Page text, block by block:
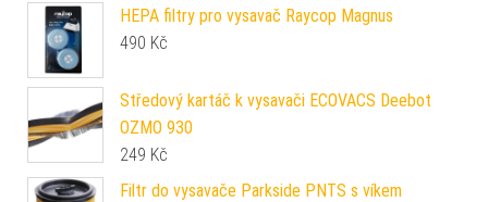
HEPA filtry pro vysavač Raycop Magnus
490 Kč
Středový kartáč k vysavači ECOVACS Deebot
OZMO 930
249 Kč
Filtr do vysavače Parkside PNTS s víkem